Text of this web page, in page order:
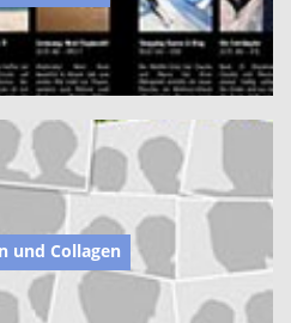
und Collagen